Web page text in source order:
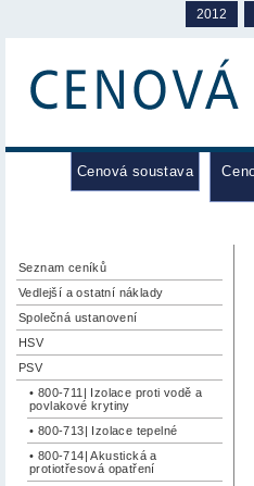
2012
Cenová soustava
Seznam ceníků
Vedlejší a ostatní náklady
Společná ustanovení
HSV
PSV
• 800-711| Izolace proti vodě a
povlakové krytiny
• 800-713| Izolace tepelné
• 800-714| Akustická a
protiotřesová opatření